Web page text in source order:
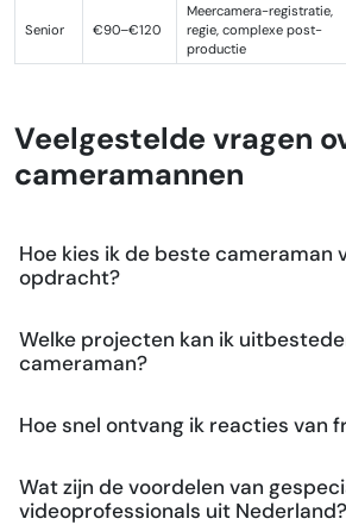
Senior €90–€120
Meercamera-registratie,
regie, complexe post-
productie
Veelgestelde vragen
cameramannen
Hoe kies ik de beste cameraman
opdracht?
Welke projecten kan ik
cameraman?
Hoe snel ontvang ik reacties van
Wat zijn de voordelen van
videoprofessionals uit Nederland?